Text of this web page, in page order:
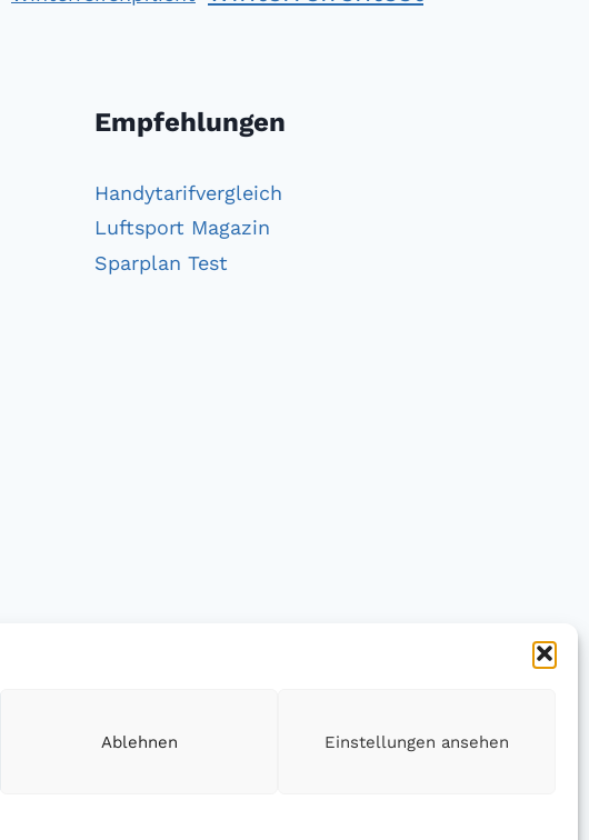
Ablehnen Einstellungen ansehen
Empfehlungen
Handytarifvergleich
Luftsport Magazin
Sparplan Test